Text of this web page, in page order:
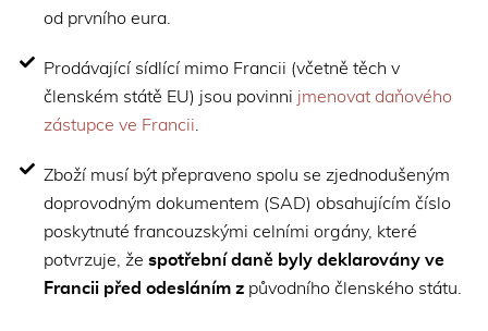
od prvního eura.
Prodávající sídlící mimo Francii (včetně těch v
členském státě EU) jsou povinni jmenovat daňového
zástupce ve Francii
Zboží musí být přepraveno spolu se zjednodušeným
doprovodným dokumentem (SAD) obsahujícím číslo
poskytnuté francouzskými celními orgány, které
potvrzuje, žespotřební daně byly deklarovány ve
Francii před odesláním z původního členského státu.